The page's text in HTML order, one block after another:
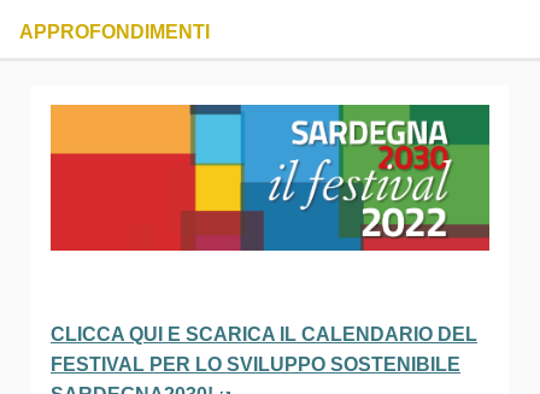
APPROFONDIMENTI
CLICCA QUI E SCARICA IL CALENDARIO DEL
FESTIVAL PER LO SVILUPPO SOSTENIBILE